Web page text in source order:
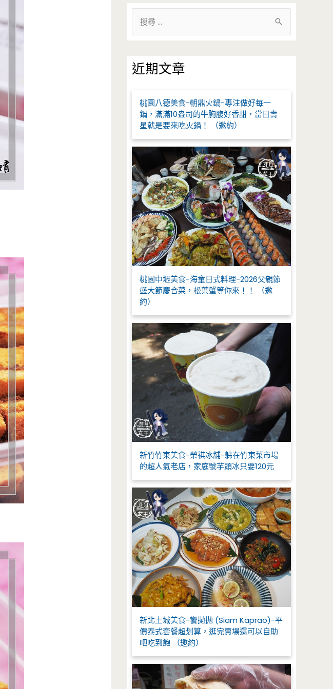
鍵
字
近期文章
桃園八德美食-朝鼎火鍋-專注做好每一
鍋，滿滿10盎司的牛胸腹好香甜，當日壽
星就是要來吃火鍋！ （邀約）
桃園中壢美食-海童日式料理-2026父親節
盛大節慶合菜，松葉蟹等你來！！ （邀
約）
新竹竹東美食-榮祺冰舖-躲在竹東菜市場
的超人氣老店，家庭號芋頭冰只要120元
新北土城美食-饗拋拋 (Siam Kaprao)-平
價泰式套餐超划算，逛完賣場還可以自助
吧吃到飽 （邀約）